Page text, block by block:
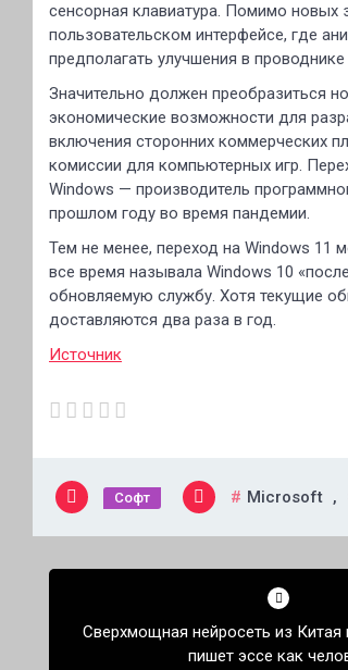
сенсорная клавиатура. Помимо новых
пользовательском интерфейсе, где
предполагать улучшения в
Значительно должен преобразиться
экономические возможности для
включения сторонних коммерческих
комиссии для компьютерных игр.
Windows — производитель
прошлом году во время пандемии.
Тем не менее, переход на Windows 11
все время называла Windows 10
обновляемую службу. Хотя текущие
доставляются два раза в год.
Источник
Софт Microsoft ,
Навигация
записям
Сверхмощная нейросеть из Китая
пишет эссе как